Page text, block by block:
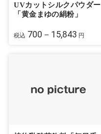
UVカットシルクパウダー
「黄金まゆの絹粉」
税込 700－15,843 円